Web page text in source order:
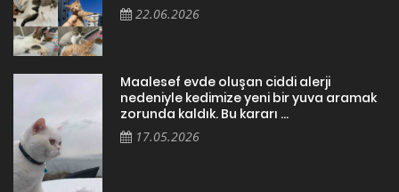
22.06.2026
Maalesef evde oluşan ciddi alerji
nedeniyle kedimize yeni bir yuva aramak
zorunda kaldık. Bu kararı ...
17.05.2026